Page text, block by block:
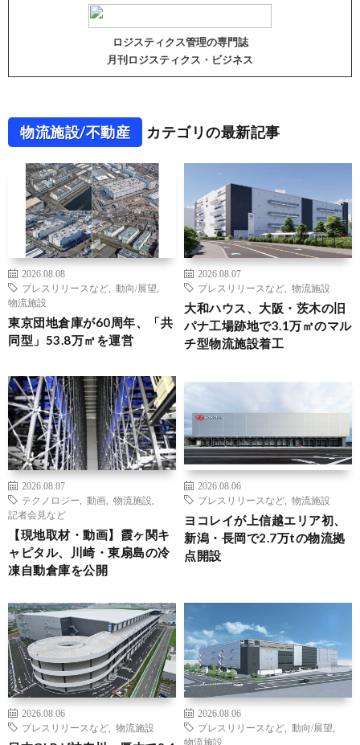
ロジスティクス管理の専門誌
月刊ロジスティクス・ビジネス
物流施設/不動産 カテゴリの最新記事
2026.08.08
プレスリリースなど
動向/展望
物流施設
東京団地倉庫が60周年、「共
同型」53.8万㎡を運営
2026.08.07
プレスリリースなど
物流施設
大和ハウス、大阪・茨木の旧
パナ工場跡地で3.1万㎡のマル
チ型物流施設着工
2026.08.07
テクノロジー
動画 物流施設
記者会見など
【現地取材・動画】霞ヶ関キ
ャピタル、川崎・東扇島の冷
凍自動倉庫を公開
2026.08.06
プレスリリースなど
物流施設
ヨコレイが上信越エリア初、
新潟・長岡で2.7万tの物流拠
点開設
2026.08.06
プレスリリースなど
物流施設
2026.08.06
プレスリリースなど
動向/展望
物流施設